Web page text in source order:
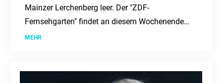
Mainzer Lerchenberg leer. Der "ZDF-
Fernsehgarten" findet an diesem Wochenende
nicht statt. Doch was steckt dahinter?
MEHR